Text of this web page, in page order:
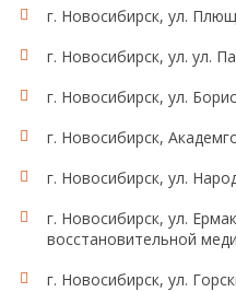
пробуждения (в 6-8
не учитывается!). В
объемом не менее 2
пациента нет позывов к
специально
нужно. Последнюю
когда накануне был
первая утренняя
последней порции,
г. Новосибирск, ул.
г. Новосибирск, ул. ул.
г. Новосибирск, ул.
г. Новосибирск,
г. Новосибирск, ул.
г. Новосибирск, ул.
восстановительной
г. Новосибирск, ул.